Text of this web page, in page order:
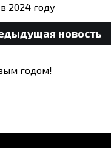
2024 году
новость
годом!